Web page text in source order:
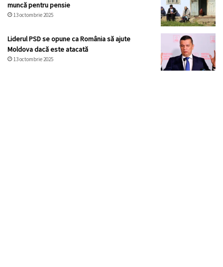
muncă pentru pensie
13 octombrie 2025
Liderul PSD se opune ca România să ajute
Moldova dacă este atacată
13 octombrie 2025